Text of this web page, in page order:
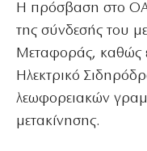
Η πρόσβαση στο
της σύνδεσής του
Μεταφοράς, καθώς
Ηλεκτρικό
λεωφορειακών
μετακίνησης.